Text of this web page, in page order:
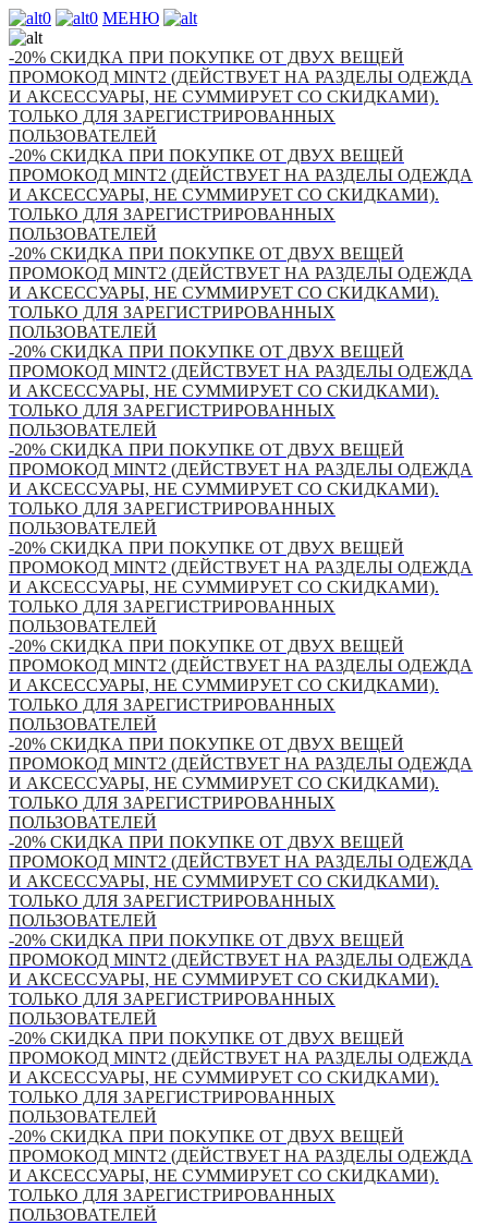
0 0 МЕНЮ
-20% СКИДКА ПРИ ПОКУПКЕ ОТ ДВУХ ВЕЩЕЙ
ПРОМОКОД MINT2 (ДЕЙСТВУЕТ НА РАЗДЕЛЫ ОДЕЖДА
И АКСЕССУАРЫ, НЕ СУММИРУЕТ СО СКИДКАМИ).
ТОЛЬКО ДЛЯ ЗАРЕГИСТРИРОВАННЫХ
ПОЛЬЗОВАТЕЛЕЙ
-20% СКИДКА ПРИ ПОКУПКЕ ОТ ДВУХ ВЕЩЕЙ
ПРОМОКОД MINT2 (ДЕЙСТВУЕТ НА РАЗДЕЛЫ ОДЕЖДА
И АКСЕССУАРЫ, НЕ СУММИРУЕТ СО СКИДКАМИ).
ТОЛЬКО ДЛЯ ЗАРЕГИСТРИРОВАННЫХ
ПОЛЬЗОВАТЕЛЕЙ
-20% СКИДКА ПРИ ПОКУПКЕ ОТ ДВУХ ВЕЩЕЙ
ПРОМОКОД MINT2 (ДЕЙСТВУЕТ НА РАЗДЕЛЫ ОДЕЖДА
И АКСЕССУАРЫ, НЕ СУММИРУЕТ СО СКИДКАМИ).
ТОЛЬКО ДЛЯ ЗАРЕГИСТРИРОВАННЫХ
ПОЛЬЗОВАТЕЛЕЙ
-20% СКИДКА ПРИ ПОКУПКЕ ОТ ДВУХ ВЕЩЕЙ
ПРОМОКОД MINT2 (ДЕЙСТВУЕТ НА РАЗДЕЛЫ ОДЕЖДА
И АКСЕССУАРЫ, НЕ СУММИРУЕТ СО СКИДКАМИ).
ТОЛЬКО ДЛЯ ЗАРЕГИСТРИРОВАННЫХ
ПОЛЬЗОВАТЕЛЕЙ
-20% СКИДКА ПРИ ПОКУПКЕ ОТ ДВУХ ВЕЩЕЙ
ПРОМОКОД MINT2 (ДЕЙСТВУЕТ НА РАЗДЕЛЫ ОДЕЖДА
И АКСЕССУАРЫ, НЕ СУММИРУЕТ СО СКИДКАМИ).
ТОЛЬКО ДЛЯ ЗАРЕГИСТРИРОВАННЫХ
ПОЛЬЗОВАТЕЛЕЙ
-20% СКИДКА ПРИ ПОКУПКЕ ОТ ДВУХ ВЕЩЕЙ
ПРОМОКОД MINT2 (ДЕЙСТВУЕТ НА РАЗДЕЛЫ ОДЕЖДА
И АКСЕССУАРЫ, НЕ СУММИРУЕТ СО СКИДКАМИ).
ТОЛЬКО ДЛЯ ЗАРЕГИСТРИРОВАННЫХ
ПОЛЬЗОВАТЕЛЕЙ
-20% СКИДКА ПРИ ПОКУПКЕ ОТ ДВУХ ВЕЩЕЙ
ПРОМОКОД MINT2 (ДЕЙСТВУЕТ НА РАЗДЕЛЫ ОДЕЖДА
И АКСЕССУАРЫ, НЕ СУММИРУЕТ СО СКИДКАМИ).
ТОЛЬКО ДЛЯ ЗАРЕГИСТРИРОВАННЫХ
ПОЛЬЗОВАТЕЛЕЙ
-20% СКИДКА ПРИ ПОКУПКЕ ОТ ДВУХ ВЕЩЕЙ
ПРОМОКОД MINT2 (ДЕЙСТВУЕТ НА РАЗДЕЛЫ ОДЕЖДА
И АКСЕССУАРЫ, НЕ СУММИРУЕТ СО СКИДКАМИ).
ТОЛЬКО ДЛЯ ЗАРЕГИСТРИРОВАННЫХ
ПОЛЬЗОВАТЕЛЕЙ
-20% СКИДКА ПРИ ПОКУПКЕ ОТ ДВУХ ВЕЩЕЙ
ПРОМОКОД MINT2 (ДЕЙСТВУЕТ НА РАЗДЕЛЫ ОДЕЖДА
И АКСЕССУАРЫ, НЕ СУММИРУЕТ СО СКИДКАМИ).
ТОЛЬКО ДЛЯ ЗАРЕГИСТРИРОВАННЫХ
ПОЛЬЗОВАТЕЛЕЙ
-20% СКИДКА ПРИ ПОКУПКЕ ОТ ДВУХ ВЕЩЕЙ
ПРОМОКОД MINT2 (ДЕЙСТВУЕТ НА РАЗДЕЛЫ ОДЕЖДА
И АКСЕССУАРЫ, НЕ СУММИРУЕТ СО СКИДКАМИ).
ТОЛЬКО ДЛЯ ЗАРЕГИСТРИРОВАННЫХ
ПОЛЬЗОВАТЕЛЕЙ
-20% СКИДКА ПРИ ПОКУПКЕ ОТ ДВУХ ВЕЩЕЙ
ПРОМОКОД MINT2 (ДЕЙСТВУЕТ НА РАЗДЕЛЫ ОДЕЖДА
И АКСЕССУАРЫ, НЕ СУММИРУЕТ СО СКИДКАМИ).
ТОЛЬКО ДЛЯ ЗАРЕГИСТРИРОВАННЫХ
ПОЛЬЗОВАТЕЛЕЙ
-20% СКИДКА ПРИ ПОКУПКЕ ОТ ДВУХ ВЕЩЕЙ
ПРОМОКОД MINT2 (ДЕЙСТВУЕТ НА РАЗДЕЛЫ ОДЕЖДА
И АКСЕССУАРЫ, НЕ СУММИРУЕТ СО СКИДКАМИ).
ТОЛЬКО ДЛЯ ЗАРЕГИСТРИРОВАННЫХ
ПОЛЬЗОВАТЕЛЕЙ